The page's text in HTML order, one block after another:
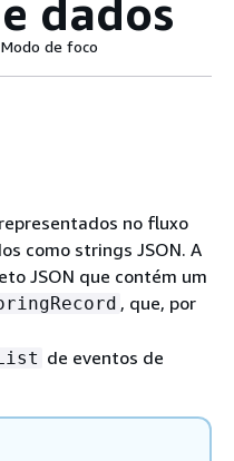
dados
Modo de foco
no fluxo
como strings JSON. A
JSON que contém um
, que, por
de eventos de